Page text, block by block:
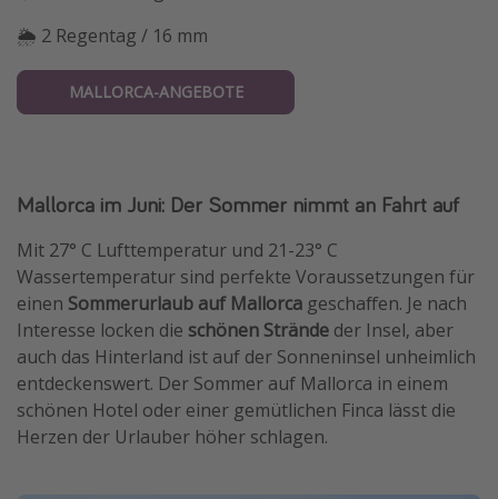
🌦 2 Regentag / 16 mm
MALLORCA-ANGEBOTE
Mallorca im Juni: Der Sommer nimmt an Fahrt auf
Mit 27° C Lufttemperatur und 21-23° C
Wassertemperatur sind perfekte Voraussetzungen für
einen Sommerurlaub auf Mallorca geschaffen. Je nach
Interesse locken die schönen Strände der Insel, aber
auch das Hinterland ist auf der Sonneninsel unheimlich
entdeckenswert. Der Sommer auf Mallorca in einem
schönen Hotel oder einer gemütlichen Finca lässt die
Herzen der Urlauber höher schlagen.